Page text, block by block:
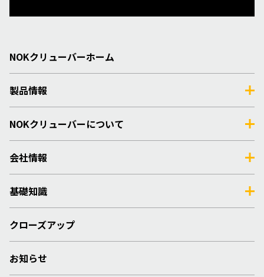
NOKクリューバーホーム
製品情報
NOKクリューバーについて
会社情報
基礎知識
クローズアップ
お知らせ